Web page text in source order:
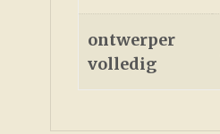
ontwerper
volledig